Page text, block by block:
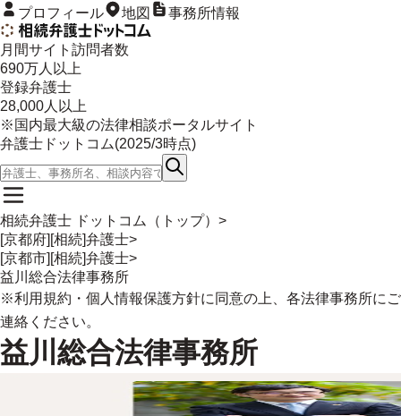
プロフィール 地図 事務所情報
月間サイト訪問者数
690万人以上
登録弁護士
28,000人以上
※国内最大級の法律相談ポータルサイト
弁護士ドットコム(2025/3時点)
相続弁護士 ドットコム（トップ） >
[京都府][相続]弁護士>
[京都市][相続]弁護士>
益川総合法律事務所
※利用規約 ・ 個人情報保護方針に同意の上、各法律事務所にご
連絡ください。
益川総合法律事務所